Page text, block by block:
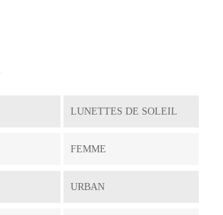
LUNETTES DE SOLEIL
FEMME
URBAN